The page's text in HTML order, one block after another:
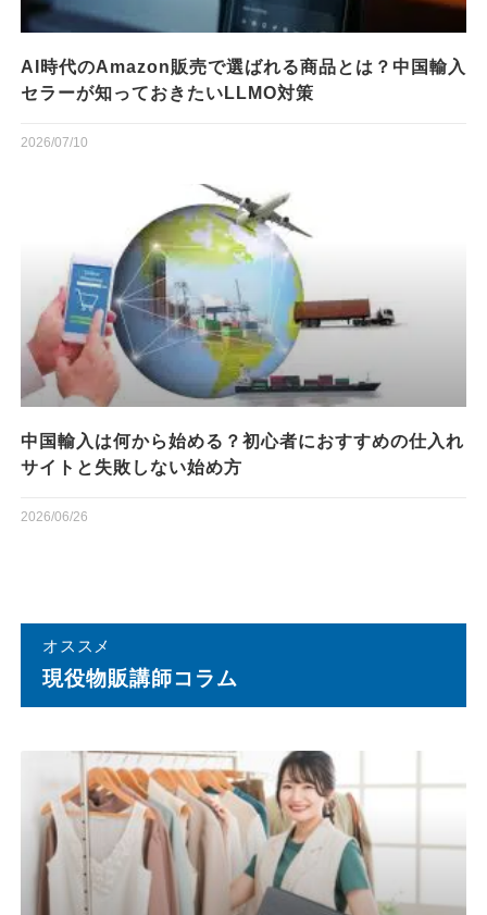
AI時代のAmazon販売で選ばれる商品とは？中国輸入
セラーが知っておきたいLLMO対策
2026/07/10
中国輸入は何から始める？初心者におすすめの仕入れ
サイトと失敗しない始め方
2026/06/26
オススメ
現役物販講師コラム